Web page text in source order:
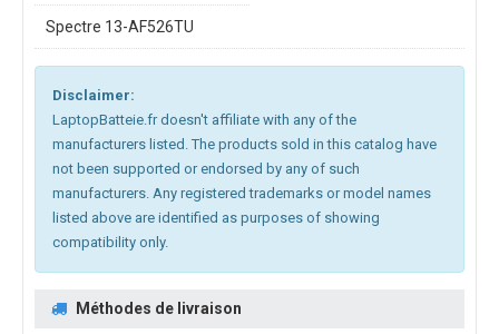
Spectre 13-AF526TU
Disclaimer:
LaptopBatteie.fr doesn't affiliate with any of the
manufacturers listed. The products sold in this catalog have
not been supported or endorsed by any of such
manufacturers. Any registered trademarks or model names
listed above are identified as purposes of showing
compatibility only.
Méthodes de livraison